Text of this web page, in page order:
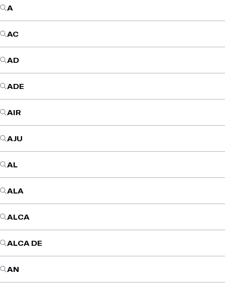
A
AC
AD
ADE
AIR
AJU
AL
ALA
ALCA
ALCA DE
AN